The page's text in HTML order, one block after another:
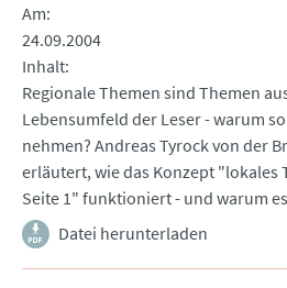
Am
24.09.2004
Inhalt
Regionale Themen sind Themen
Lebensumfeld der Leser - warum
nehmen? Andreas Tyrock von der
erläutert, wie das Konzept "lokales
Seite 1" funktioniert - und warum
Datei herunterladen